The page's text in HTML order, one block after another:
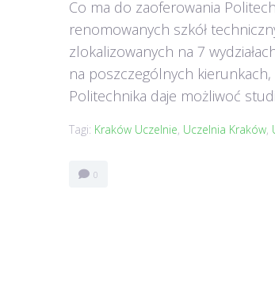
Co ma do zaoferowania
renomowanych szkół
zlokalizowanych na 7
na poszczególnych
Politechnika daje możliwoć
Tagi: Kraków Uczelnie, Uczelnia Kraków,
0